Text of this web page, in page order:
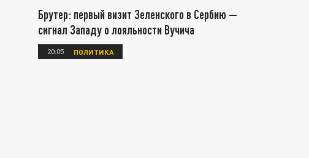
Брутер: первый визит Зеленского в Сербию —
сигнал Западу о лояльности Вучича
20:05 ПОЛИТИКА